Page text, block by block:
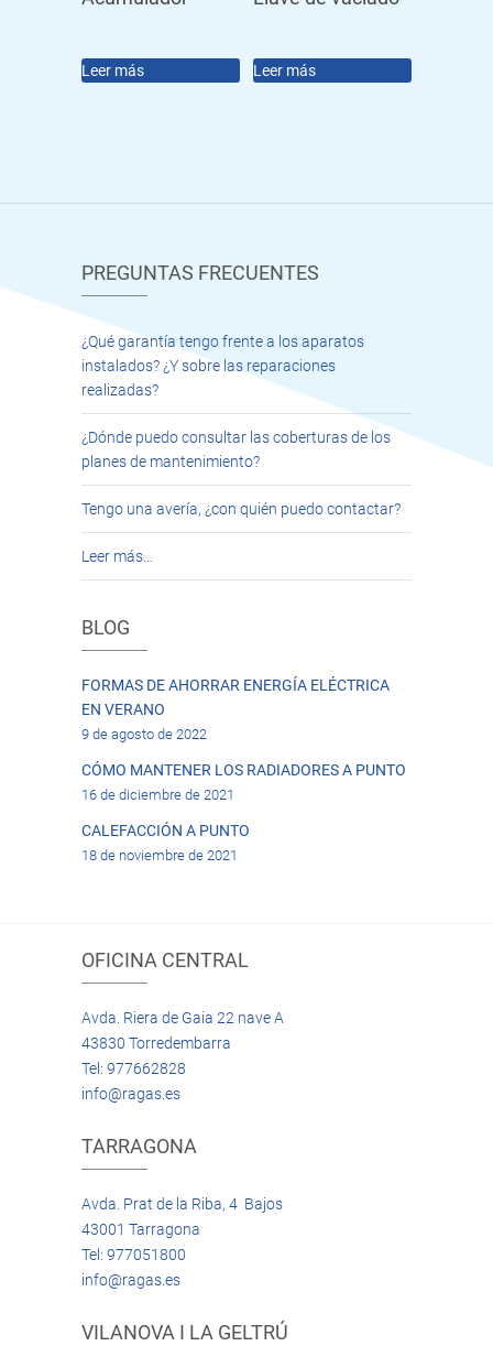
Leer más Leer más
PREGUNTAS FRECUENTES
¿Qué garantía tengo frente a los aparatos
instalados? ¿Y sobre las reparaciones
realizadas?
¿Dónde puedo consultar las coberturas de los
planes de mantenimiento?
Tengo una avería, ¿con quién puedo contactar?
Leer más…
BLOG
FORMAS DE AHORRAR ENERGÍA ELÉCTRICA
EN VERANO
9 de agosto de 2022
CÓMO MANTENER LOS RADIADORES A PUNTO
16 de diciembre de 2021
CALEFACCIÓN A PUNTO
18 de noviembre de 2021
OFICINA CENTRAL
Avda. Riera de Gaia 22 nave A
43830 Torredembarra
Tel: 977662828
info@ragas.es
TARRAGONA
Avda. Prat de la Riba, 4 Bajos
43001 Tarragona
Tel: 977051800
info@ragas.es
VILANOVA I LA GELTRÚ